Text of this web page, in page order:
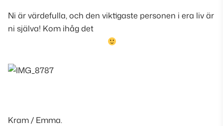
Ni är värdefulla, och den viktigaste personen i era liv är
ni själva! Kom ihåg det
Kram / Emma.